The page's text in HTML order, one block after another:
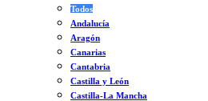
Todos
Andalucía
Aragón
Canarias
Cantabria
Castilla y León
Castilla-La Mancha